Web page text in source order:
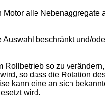
alle Nebenaggregate
beschränkt und/
Rollbetrieb so zu
so dass die Rotation
kann eine an sich
wird.